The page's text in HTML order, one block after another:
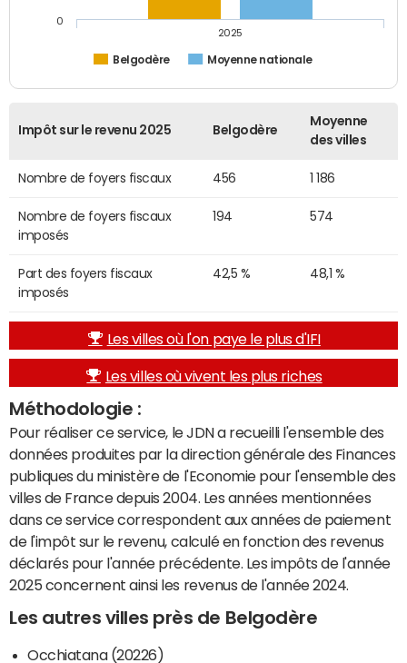
Belgodère Moyenne nationale
2025
0
Impôt sur le revenu 2025 Belgodère
Moyenne
des villes
Nombre de foyers fiscaux 456 1 186
Nombre de foyers fiscaux
imposés
194 574
Part des foyers fiscaux
imposés
42,5 % 48,1 %
Les villes où l'on paye le plus d'IFI
Les villes où vivent les plus riches
Méthodologie :
Pour réaliser ce service, le JDN a recueilli l'ensemble des
données produites par la direction générale des Finances
publiques du ministère de l'Economie pour l'ensemble des
villes de France depuis 2004. Les années mentionnées
dans ce service correspondent aux années de paiement
de l'impôt sur le revenu, calculé en fonction des revenus
déclarés pour l'année précédente. Les impôts de l'année
2025 concernent ainsi les revenus de l'année 2024.
Les autres villes près de Belgodère
Occhiatana (20226)